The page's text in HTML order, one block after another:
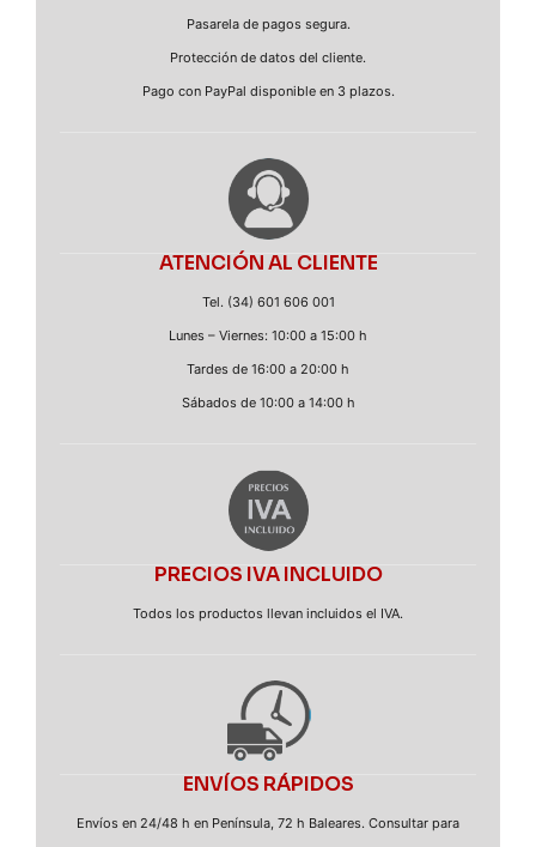
Pasarela de pagos segura.
Protección de datos del cliente.
Pago con PayPal disponible en 3 plazos.
ATENCIÓN AL CLIENTE
Tel. (34) 601 606 001
Lunes – Viernes: 10:00 a 15:00 h
Tardes de 16:00 a 20:00 h
Sábados de 10:00 a 14:00 h
PRECIOS IVA INCLUIDO
Todos los productos llevan incluidos el IVA.
ENVÍOS RÁPIDOS
Envíos en 24/48 h en Península, 72 h Baleares. Consultar para